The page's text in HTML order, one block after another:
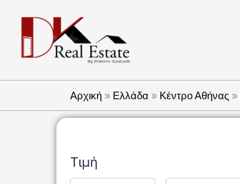
περιεχόμενο
Αρχική » Ελλάδα » Κέντρο Αθήνας »
Τιμή